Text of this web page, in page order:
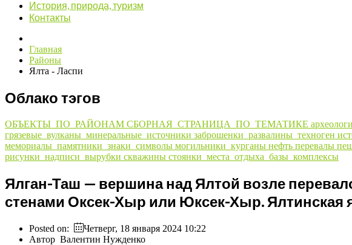
История, природа, туризм
Контакты
Главная
Районы
Ялта - Ласпи
Облако тэгов
ОБЪЕКТЫ_ПО_РАЙОНАМ СБОРНАЯ_СТРАНИЦА_ПО_ТЕМАТИКЕ
грязевые_вулканы_минеральные_источники заброшенки_развалины_техноген
мемориалы_памятники_знаки_символы могильники_курганы нефть перевалы
рисунки_надписи_вырубки скважины стоянки_места_отдыха_базы_комплексы
Ялган-Таш — вершина над Ялтой возле
стенами Оксек-Хыр или Юксек-Хыр. Ялтинская
Posted on:
Четверг, 18 января 2024 10:22
Автор Валентин Нужденко